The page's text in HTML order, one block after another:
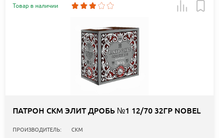
Товар в наличии
ПАТРОН СКМ ЭЛИТ ДРОБЬ №1 12/70 32ГР NOBEL
ПРОИЗВОДИТЕЛЬ: СКМ